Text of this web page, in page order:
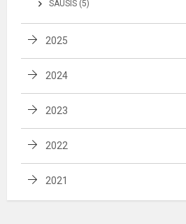
SAUSIS (5)
2025
2024
2023
2022
2021